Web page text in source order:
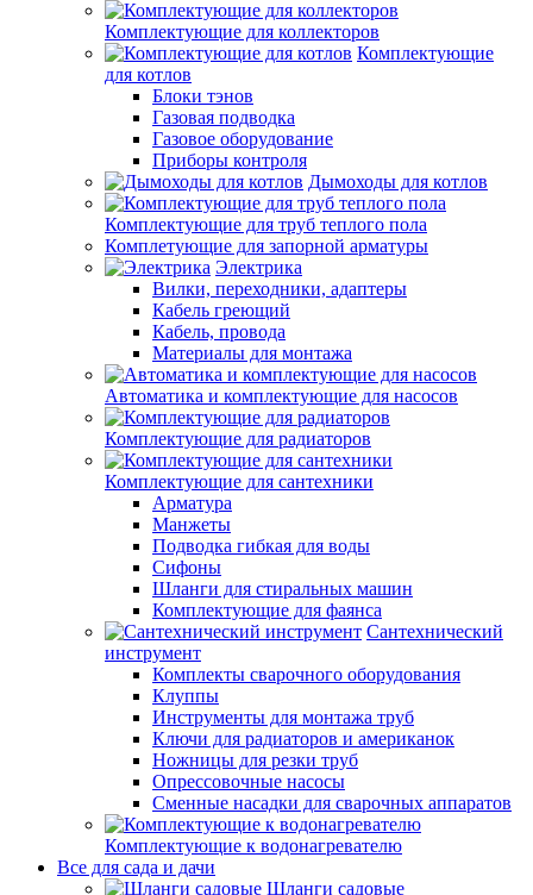
Комплектующие для коллекторов
Комплектующие
для котлов
Блоки тэнов
Газовая подводка
Газовое оборудование
Приборы контроля
Дымоходы для котлов
Комплектующие для труб теплого пола
Комплетующие для запорной арматуры
Электрика
Вилки, переходники, адаптеры
Кабель греющий
Кабель, провода
Материалы для монтажа
Автоматика и комплектующие для насосов
Комплектующие для радиаторов
Комплектующие для сантехники
Арматура
Манжеты
Подводка гибкая для воды
Сифоны
Шланги для стиральных машин
Комплектующие для фаянса
Сантехнический
инструмент
Комплекты сварочного оборудования
Клуппы
Инструменты для монтажа труб
Ключи для радиаторов и американок
Ножницы для резки труб
Опрессовочные насосы
Сменные насадки для сварочных аппаратов
Комплектующие к водонагревателю
Все для сада и дачи
Шланги садовые